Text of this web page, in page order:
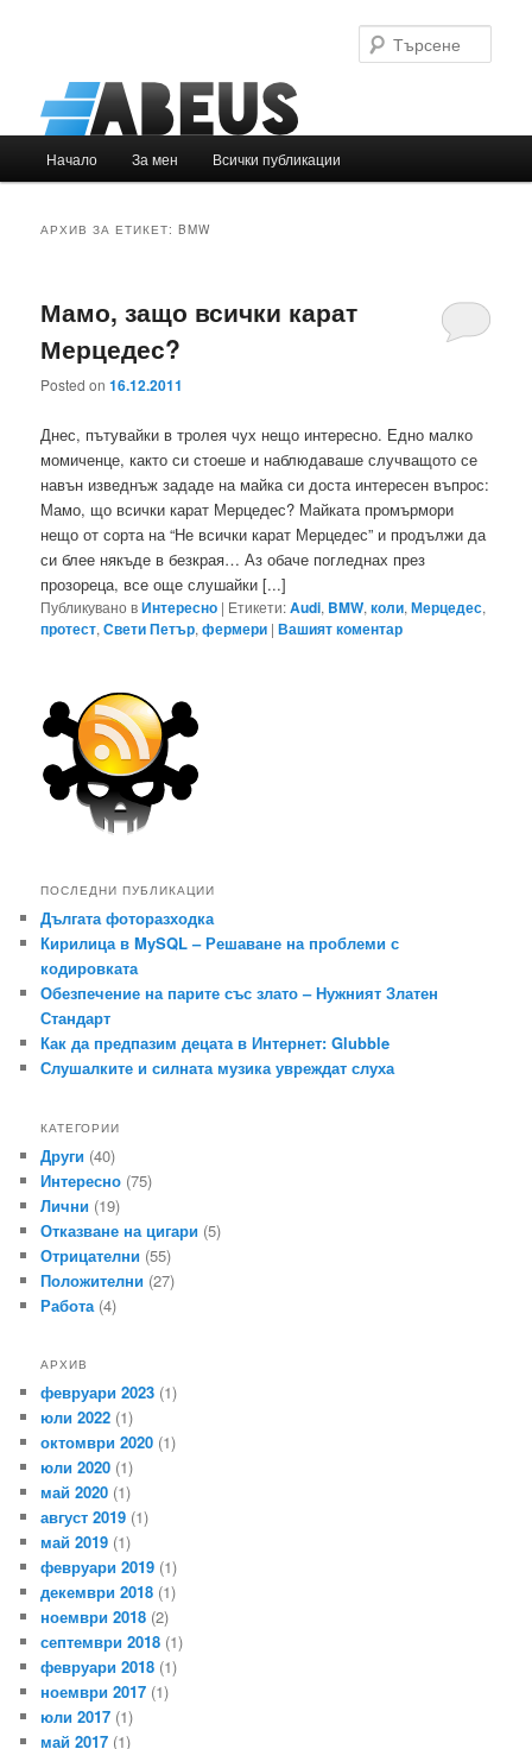
Към
Към
Начало За мен Всички публикации
АРХИВ ЗА ЕТИКЕТ:BMW
Мамо, защо всички карат
Мерцедес?
Posted on16.12.2011
Днес, пътувайки в тролея чух нещо интересно. Едно малко
момиченце, както си стоеше и наблюдаваше случващото се
навън изведнъж зададе на майка си доста интересен въпрос:
Мамо, що всички карат Мерцедес? Майката промърмори
нещо от сорта на “Не всички карат Мерцедес” и продължи да
си блее някъде в безкрая… Аз обаче погледнах през
прозореца, все още слушайки [...]
Публикувано вИнтересно | Етикети:Audi, BMW,коли,Мерцедес,
протест,Свети Петър,фермери |Вашият коментар
ПОСЛЕДНИ ПУБЛИКАЦИИ
Дългата фоторазходка
Кирилица в MySQL – Решаване на проблеми с
кодировката
Обезпечение на парите със злато – Нужният Златен
Стандарт
Как да предпазим децата в Интернет: Glubble
Слушалките и силната музика увреждат слуха
КАТЕГОРИИ
Други (40)
Интересно (75)
Лични (19)
Отказване на цигари (5)
Отрицателни (55)
Положителни (27)
Работа (4)
АРХИВ
февруари 2023 (1)
юли 2022 (1)
октомври 2020 (1)
юли 2020 (1)
май 2020 (1)
август 2019 (1)
май 2019 (1)
февруари 2019 (1)
декември 2018 (1)
ноември 2018 (2)
септември 2018 (1)
февруари 2018 (1)
ноември 2017 (1)
юли 2017 (1)
май 2017 (1)